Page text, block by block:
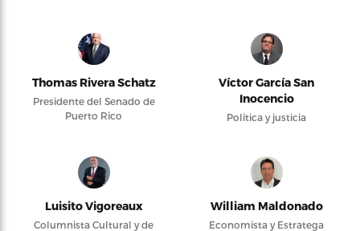
Thomas Rivera Schatz
Presidente del Senado de
Puerto Rico
Víctor García San
Inocencio
Política y justicia
Luisito Vigoreaux
Columnista Cultural y de
William Maldonado
Economista y Estratega